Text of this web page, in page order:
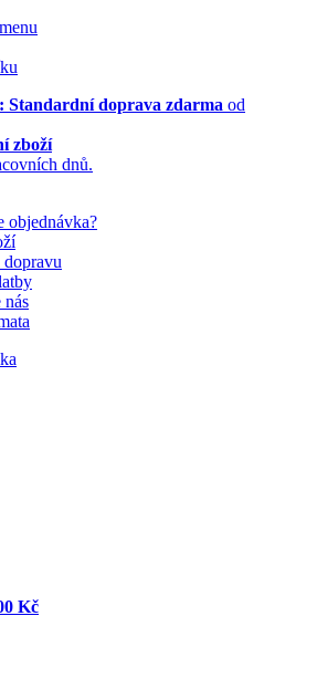
Standardní doprava zdarma od
zboží
dnů.
objednávka?
Kč